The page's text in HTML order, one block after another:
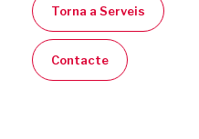
Torna a Serveis
Contacte